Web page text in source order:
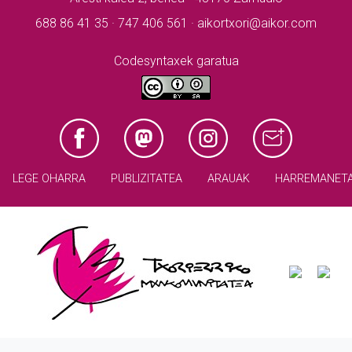
688 86 41 35 · 747 406 561 · aikortxori@aikor.com
Codesyntaxek garatua
LEGE OHARRA PUBLIZITATEA ARAUAK